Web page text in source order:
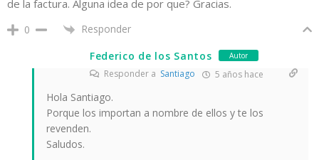
de la factura. Alguna idea de por que? Gracias.
0 Responder
Federico de los Santos Autor
Responder a Santiago 5 años hace
Hola Santiago.
Porque los importan a nombre de ellos y te los
revenden.
Saludos.